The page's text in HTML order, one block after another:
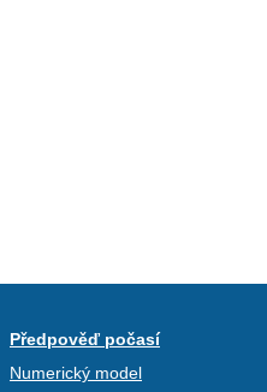
Předpověď počasí
Numerický model